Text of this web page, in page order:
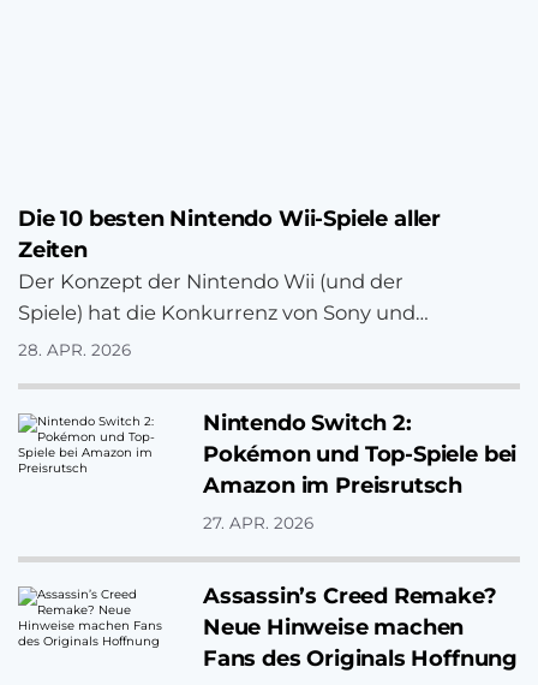
Die 10 besten Nintendo Wii-Spiele aller
Zeiten
28. APR. 2026
Der Konzept der Nintendo Wii (und der
Spiele) hat die Konkurrenz von Sony und
Microsoft überrascht und war
Nintendo Switch 2:
Pokémon und Top-Spiele bei
Amazon im Preisrutsch
27. APR. 2026
Assassin’s Creed Remake?
Neue Hinweise machen
Fans des Originals Hoffnung